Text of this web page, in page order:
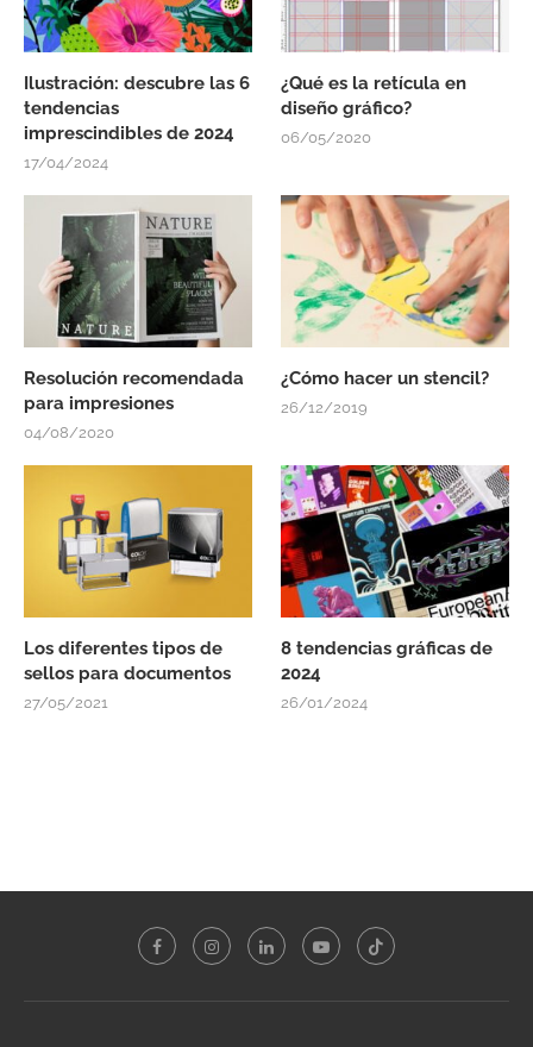
Ilustración: descubre las 6
tendencias
imprescindibles de 2024
17/04/2024
¿Qué es la retícula en
diseño gráfico?
06/05/2020
Resolución recomendada
para impresiones
04/08/2020
¿Cómo hacer un stencil?
26/12/2019
Los diferentes tipos de
sellos para documentos
27/05/2021
8 tendencias gráficas de
2024
26/01/2024